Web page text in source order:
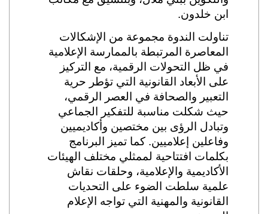
ابن خلدون.
تناولت الندوة مجموعة من الإشكالات
المعاصرة المرتبطة بالممارسة الإعلامية
في ظل التحولات الرقمية، مع التركيز
على الأبعاد القانونية التي تؤطر حرية
التعبير والصحافة في العصر الرقمي،
حيث شكلت مناسبة للتفكير الجماعي
وتبادل الرؤى بين مختصين وأكاديميين
وفاعلين إعلاميين. كما تميز البرنامج
بكلمات افتتاحية لممثلي مختلف الهيئات
الأكاديمية والإعلامية، وحلقات نقاش
علمية سلطت الضوء على التحديات
القانونية والمهنية التي تواجه الإعلام